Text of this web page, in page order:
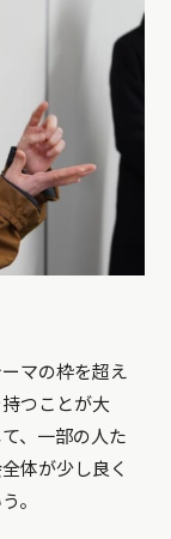
マの枠を超え
つことが大
、一部の人た
体が少し良く
。